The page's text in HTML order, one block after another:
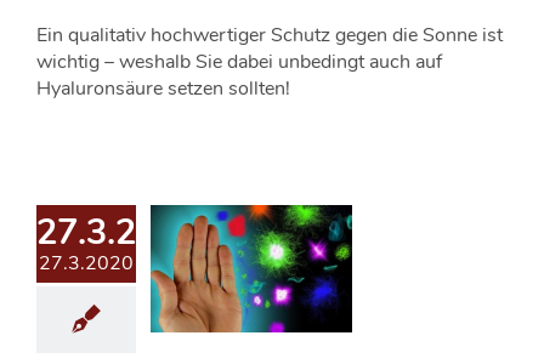
Ein qualitativ hochwertiger Schutz gegen die Sonne ist
wichtig – weshalb Sie dabei unbedingt auch auf
Hyaluronsäure setzen sollten!
27.3.2020
27.3.2020